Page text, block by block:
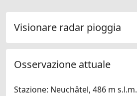
Visionare radar pioggia
Osservazione attuale
Stazione: Neuchâtel, 486 m s.l.m.